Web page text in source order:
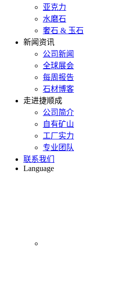
亚克力
水磨石
奢石 & 玉石
新闻资讯
公司新闻
全球展会
每周报告
石材博客
走进捷顺成
公司简介
自有矿山
工厂实力
专业团队
联系我们
Language